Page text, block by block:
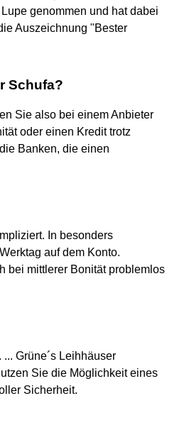
genommen und hat dabei
Auszeichnung "Bester
Schufa?
Sie also bei einem Anbieter
oder einen Kredit trotz
Banken, die einen
In besonders
auf dem Konto.
bei mittlerer Bonität problemlos
Grüne´s Leihhäuser
Sie die Möglichkeit eines
Sicherheit.